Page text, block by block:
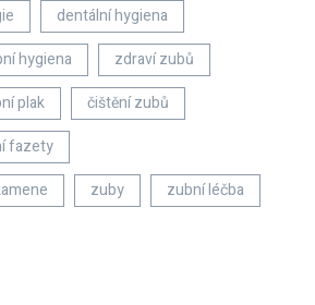
dentální hygiena
hygiena
zdraví zubů
plak
čištění zubů
fazety
zuby
zubní léčba